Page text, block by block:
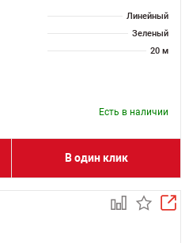
Линейный
Зеленый
20 м
Есть в наличии
В один клик